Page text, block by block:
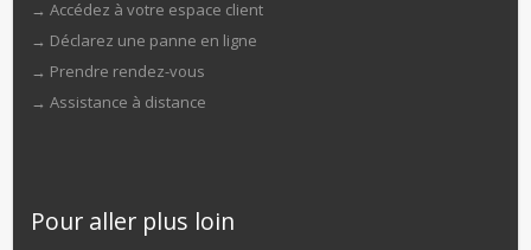
→ Accédez à votre espace client
→ Déclarez une panne en ligne
→ Prendre rendez-vous
→ Assistance à distance
Pour aller plus loin